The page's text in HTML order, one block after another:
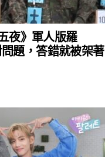
夜》軍人版羅
題，答錯就被架著